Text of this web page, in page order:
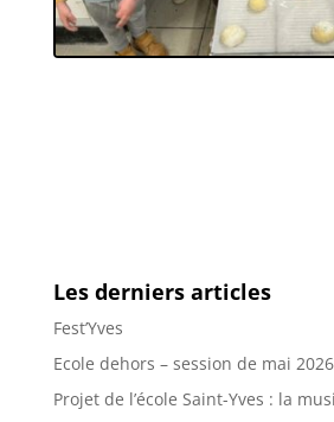
Les derniers articles
Fest’Yves
Ecole dehors – session de mai 2026
Projet de l’école Saint-Yves : la